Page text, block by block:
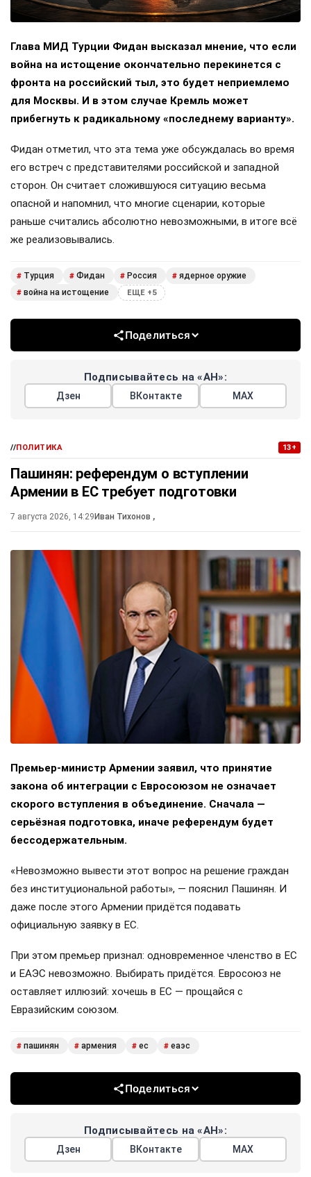
Глава МИД Турции Фидан высказал мнение, что если
война на истощение окончательно перекинется с
фронта на российский тыл, это будет неприемлемо
для Москвы. И в этом случае Кремль может
прибегнуть к радикальному «последнему варианту».
Фидан отметил, что эта тема уже обсуждалась во время
его встреч с представителями российской и западной
сторон. Он считает сложившуюся ситуацию весьма
опасной и напомнил, что многие сценарии, которые
раньше считались абсолютно невозможными, в итоге всё
же реализовывались.
# Турция # Фидан # Россия # ядерное оружие
# война на истощение ЕЩЕ +5
Поделиться
Подписывайтесь на «АН»:
Дзен ВКонтакте МАХ
//ПОЛИТИКА 13+
Пашинян: референдум о вступлении
Армении в ЕС требует подготовки
7 августа 2026, 14:29 Иван Тихонов ,
Премьер-министр Армении заявил, что принятие
закона об интеграции с Евросоюзом не означает
скорого вступления в объединение. Сначала —
серьёзная подготовка, иначе референдум будет
бессодержательным.
«Невозможно вывести этот вопрос на решение граждан
без институциональной работы», — пояснил Пашинян. И
даже после этого Армении придётся подавать
официальную заявку в ЕС.
При этом премьер признал: одновременное членство в ЕС
и ЕАЭС невозможно. Выбирать придётся. Евросоюз не
оставляет иллюзий: хочешь в ЕС — прощайся с
Евразийским союзом.
# пашинян # армения # ес # еаэс
Поделиться
Подписывайтесь на «АН»:
Дзен ВКонтакте МАХ